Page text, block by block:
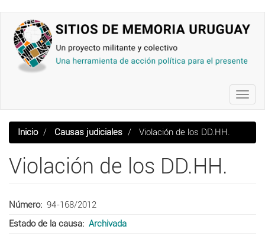
contenido
principal
Inicio Causas judiciales Violación de los DD.HH.
Violación de los DD.HH.
Número
94-168/2012
Estado de la causa
Archivada